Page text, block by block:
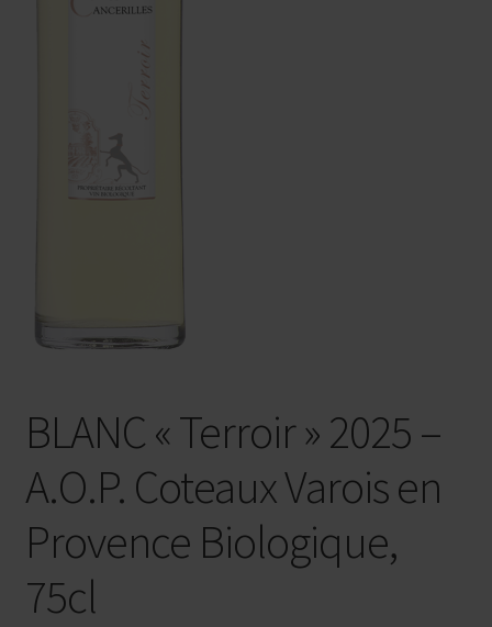
BLANC « Terroir » 2025 –
A.O.P. Coteaux Varois en
Provence Biologique,
75cl